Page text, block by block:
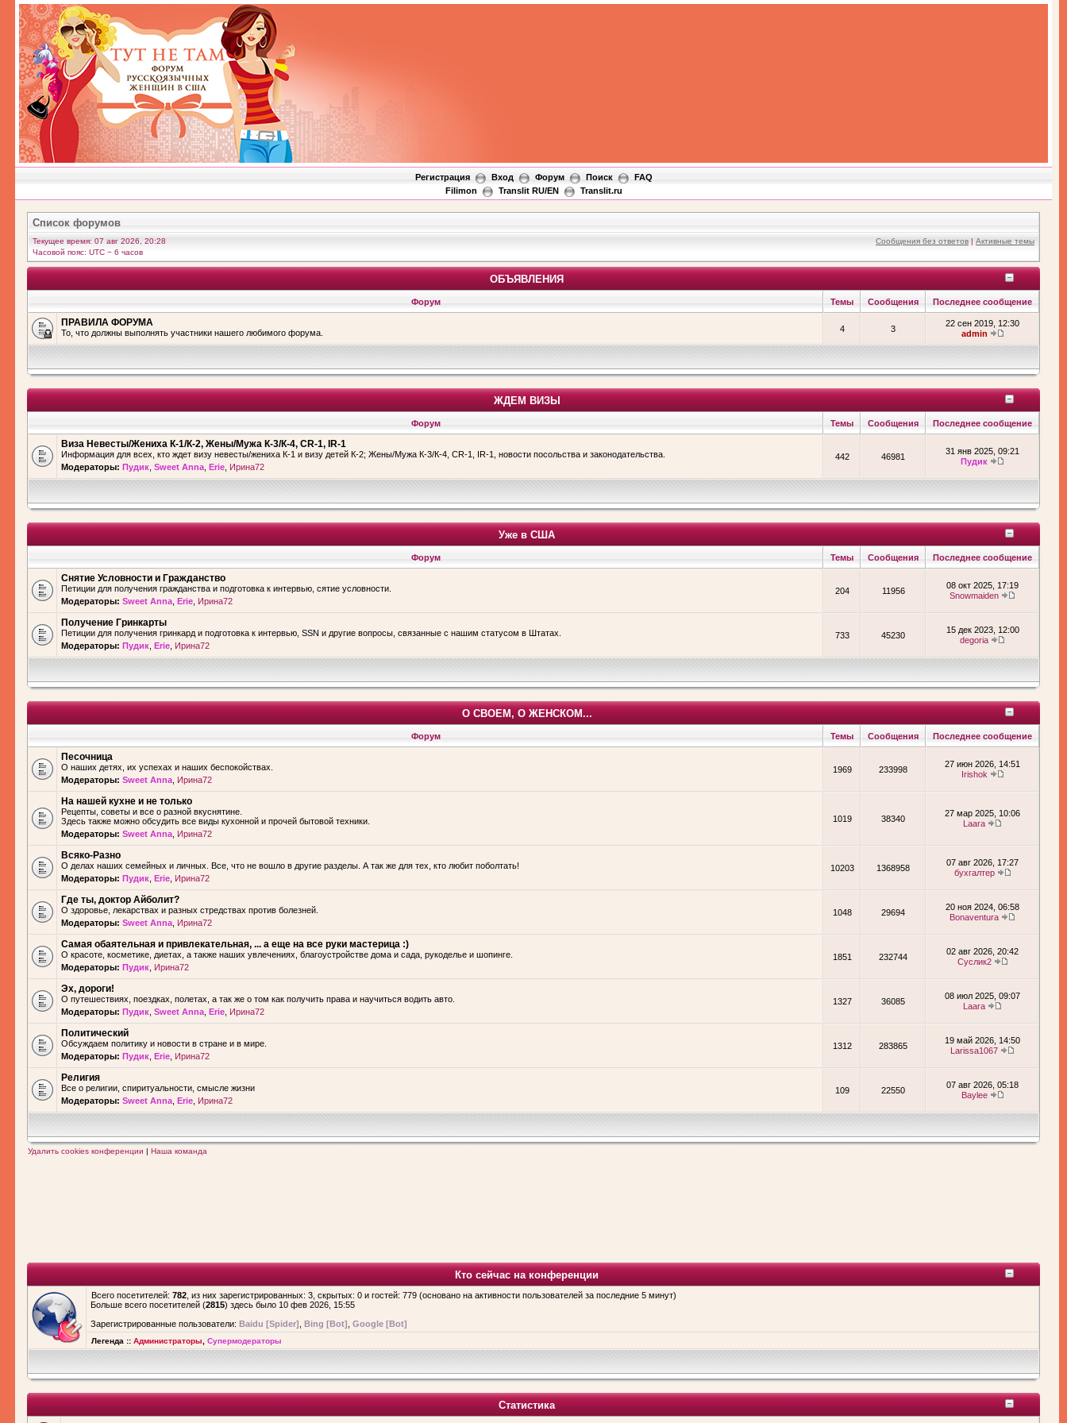
Регистрация Вход Форум Поиск
FAQ
Filimon
Translit RU/EN Translit.ru
Список форумов
Текущее время: 07 авг 2026, 20:28
Часовой пояс: UTC − 6 часов
Сообщения без ответов | Активные темы
ОБЪЯВЛЕНИЯ
Форум Темы Сообщения Последнее сообщение
ПРАВИЛА ФОРУМА
То, что должны выполнять участники нашего любимого форума. 4 3
22 сен 2019, 12:30
admin
ЖДЕМ ВИЗЫ
Форум Темы Сообщения Последнее сообщение
Виза Невесты/Жениха К-1/К-2, Жены/Мужа К-3/К-4, CR-1, IR-1
Информация для всех, кто ждет визу невесты/жениха К-1 и визу детей К-2; Жены/Мужа К-3/К-4, CR-1, IR-1, новости посольства и законодательства.
Модераторы: Пудик Sweet Anna Erie Ирина72
442 46981
31 янв 2025, 09:21
Пудик
Уже в США
Форум Темы Сообщения Последнее сообщение
Снятие Условности и Гражданство
Петиции для получения гражданства и подготовка к интервью, сятие условности.
Модераторы: Sweet Anna Erie Ирина72
204 11956
08 окт 2025, 17:19
Snowmaiden
Получение Гринкарты
Петиции для получения гринкард и подготовка к интервью, SSN и другие вопросы, связанные с нашим статусом в Штатах.
Модераторы: Пудик Erie Ирина72
733 45230
15 дек 2023, 12:00
degoria
О СВОЕМ, О ЖЕНСКОМ...
Форум Темы Сообщения Последнее сообщение
Песочница
О наших детях, их успехах и наших беспокойствах.
Модераторы: Sweet Anna Ирина72
1969 233998
27 июн 2026, 14:51
Irishok
На нашей кухне и не только
Рецепты, советы и все о разной вкуснятине.
Здесь также можно обсудить все виды кухонной и прочей бытовой техники.
Модераторы: Sweet Anna Ирина72
1019 38340
27 мар 2025, 10:06
Laara
Всяко-Разно
О делах наших семейных и личных. Все, что не вошло в другие разделы. А так же для тех, кто любит поболтать!
Модераторы: Пудик Erie Ирина72
10203 1368958
07 авг 2026, 17:27
бухгалтер
Где ты, доктор Айболит?
О здоровье, лекарствах и разных стредствах против болезней.
Модераторы: Sweet Anna Ирина72
1048 29694
20 ноя 2024, 06:58
Bonaventura
Самая обаятельная и привлекательная, ... а еще на все руки мастерица :)
О красоте, косметике, диетах, а также наших увлечениях, благоустройстве дома и сада, рукоделье и шопинге.
Модераторы: Пудик Ирина72
1851 232744
02 авг 2026, 20:42
Суслик2
Эх, дороги!
О путешествиях, поездках, полетах, а так же о том как получить права и научиться водить авто.
Модераторы: Пудик Sweet Anna Erie Ирина72
1327 36085
08 июл 2025, 09:07
Laara
Политический
Обсуждаем политику и новости в стране и в мире.
Модераторы: Пудик Erie Ирина72
1312 283865
19 май 2026, 14:50
Larissa1067
Религия
Все о религии, спиритуальности, смысле жизни
Модераторы: Sweet Anna Erie Ирина72
109 22550
07 авг 2026, 05:18
Baylee
Удалить cookies конференции | Наша команда
Кто сейчас на конференции
Всего посетителей: 782 , из них зарегистрированных: 3, скрытых: 0 и гостей: 779 (основано на активности пользователей за последние 5 минут)
Больше всего посетителей (2815) здесь было 10 фев 2026, 15:55
Зарегистрированные пользователи: Baidu [Spider] Bing [Bot] Google [Bot]
Легенда :: Администраторы Супермодераторы
Статистика